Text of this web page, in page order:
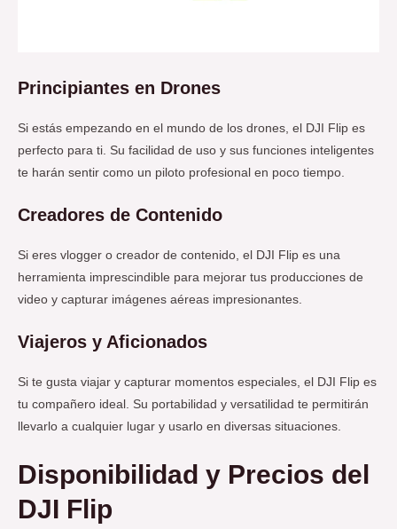
Principiantes en Drones
Si estás empezando en el mundo de los drones, el DJI Flip es
perfecto para ti. Su facilidad de uso y sus funciones inteligentes
te harán sentir como un piloto profesional en poco tiempo.
Creadores de Contenido
Si eres vlogger o creador de contenido, el DJI Flip es una
herramienta imprescindible para mejorar tus producciones de
video y capturar imágenes aéreas impresionantes.
Viajeros y Aficionados
Si te gusta viajar y capturar momentos especiales, el DJI Flip es
tu compañero ideal. Su portabilidad y versatilidad te permitirán
llevarlo a cualquier lugar y usarlo en diversas situaciones.
Disponibilidad y Precios del
DJI Flip